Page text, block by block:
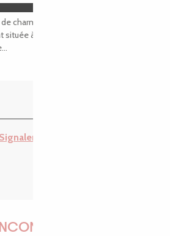
charme tout confort avec
à Port-Blanc sur la Côte
Signaler une erreur
!